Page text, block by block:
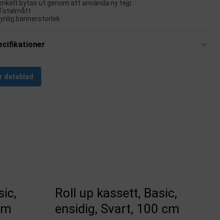
bytas ut genom att använda ny tejp
bannerstorlek
datablad
Roll up kassett, Basic,
ensidig, Svart, 100 cm